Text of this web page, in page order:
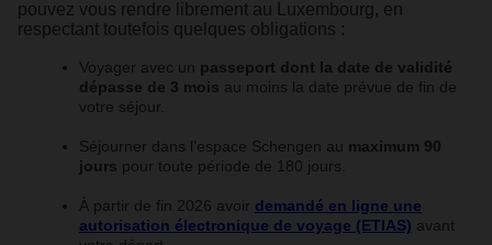
pouvez vous rendre librement au Luxembourg, en
respectant toutefois quelques obligations :
Voyager avec un passeport dont la date de validité
dépasse de 3 mois au moins la date prévue de fin de
votre séjour.
Séjourner dans l’espace Schengen au maximum 90
jours pour toute période de 180 jours.
À partir de fin 2026 avoir demandé en ligne une
autorisation électronique de voyage (ETIAS) avant